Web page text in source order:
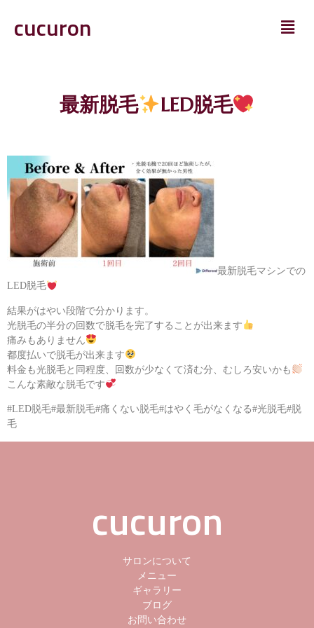
cucuron
最新脱毛 LED脱毛
最新脱毛マシンでの
LED脱毛
結果がはやい段階で分かります。
光脱毛の半分の回数で脱毛を完了することが出来ます
痛みもありません
都度払いで脱毛が出来ます
料金も光脱毛と同程度、回数が少なくて済む分、むしろ安いかも
こんな素敵な脱毛です
#LED脱毛#最新脱毛#痛くない脱毛#はやく毛がなくなる#光脱毛#脱
毛
cucuron
サロンについて
メニュー
ギャラリー
ブログ
お問い合わせ